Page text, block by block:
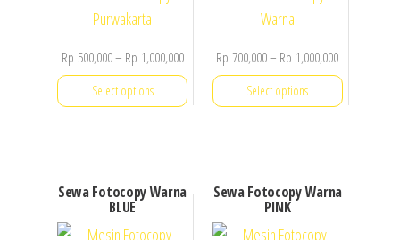
Rp 500,000– Rp 1,000,000Price
range:
Rp 500,000
Select options
multiple
variants.
Rp 700,000– Rp 1,000,000Price
range:
Rp 700,000
Select options
multiple
variants.
Sewa Fotocopy Warna
BLUE
Sewa Fotocopy Warna
PINK